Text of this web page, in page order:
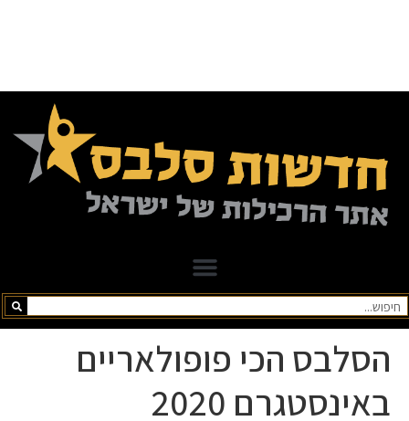
הסלבס הכי פופולאריים
באינסטגרם 2020